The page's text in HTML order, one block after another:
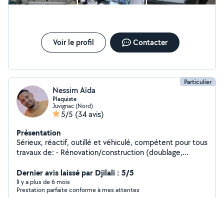
Voir le profil Contacter
Particulier
Nessim Aïda
Plaquiste
Juvignac (Nord)
5/5 (34 avis)
Présentation
Sérieux, réactif, outillé et véhiculé, compétent pour tous
travaux de: - Rénovation/construction (doublage,
Peinture et sols (pose de lino, parquet, etc.) - Création
meubles et dressing sur mesure - Carrelage, faïence -
Installation de menuiseries Etc.
Dernier avis laissé par Djilali : 5/5
Il y a plus de 6 mois
Prestation parfaite conforme à mes attentes